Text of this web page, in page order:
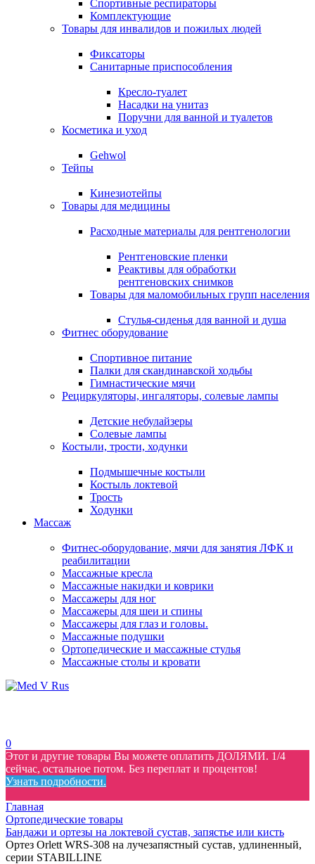
Спортивные респираторы
Комплектующие
Товары для инвалидов и пожилых людей
Фиксаторы
Санитарные приспособления
Кресло-туалет
Насадки на унитаз
Поручни для ванной и туалетов
Косметика и уход
Gehwol
Тейпы
Кинезиотейпы
Товары для медицины
Расходные материалы для рентгенологии
Рентгеновские пленки
Реактивы для обработки
рентгеновских снимков
Товары для маломобильных групп населения
Стулья-сиденья для ванной и душа
Фитнес оборудование
Спортивное питание
Палки для скандинавской ходьбы
Гимнастические мячи
Рециркуляторы, ингаляторы, солевые лампы
Детские небулайзеры
Солевые лампы
Костыли, трости, ходунки
Подмышечные костыли
Костыль локтевой
Трость
Ходунки
Массаж
Фитнес-оборудование, мячи для занятия ЛФК и
реабилитации
Массажные кресла
Массажные накидки и коврики
Массажеры для ног
Массажеры для шеи и спины
Массажеры для глаз и головы.
Массажные подушки
Ортопедические и массажные стулья
Массажные столы и кровати
0
Этот и другие товары Вы можете оплатить ДОЛЯМИ. 1/4
сейчас, остальное потом. Без переплат и процентов!
Узнать подробности.
Главная
Ортопедические товары
Бандажи и ортезы на локтевой сустав, запястье или кисть
Ортез Orlett WRS-308 на лучезапястный сустав, удлиненный,
серии STABILLINE